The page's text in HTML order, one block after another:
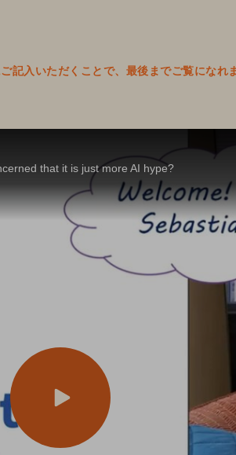
記入いただくことで、最後までご覧になれ
that it is just more AI hype?